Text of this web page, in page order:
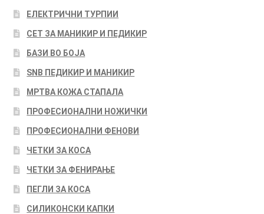
ЕЛЕКТРИЧНИ ТУРПИИ
СЕТ ЗА МАНИКИР И ПЕДИКИР
БАЗИ ВО БОЈА
SNB ПЕДИКИР И МАНИКИР
МРТВА КОЖА СТАПАЛА
ПРОФЕСИОНАЛНИ НОЖИЧКИ
ПРОФЕСИОНАЛНИ ФЕНОВИ
ЧЕТКИ ЗА КОСА
ЧЕТКИ ЗА ФЕНИРАЊЕ
ПЕГЛИ ЗА КОСА
СИЛИКОНСКИ КАПКИ